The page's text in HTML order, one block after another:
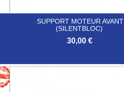
SUPPORT MOTEUR AVANT
(SILENTBLOC)
30,00 €